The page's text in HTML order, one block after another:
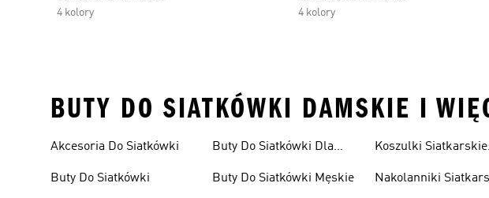
4 kolory
4 kolory
BUTY DO SIATKÓWKI DAMSKIE I
Akcesoria Do Siatkówki
Buty Do Siatkówki
Buty Do Siatkówki Dla
Buty Do Siatkówki Męskie
Koszulki Siatkarskie
Nakolanniki